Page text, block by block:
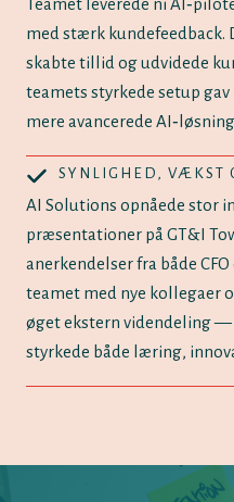
med stærk kundefeedback.
skabte tillid og udvidede
teamets styrkede setup
mere avancerede
SYNLIGHED, VÆKST
AI Solutions opnåede stor
præsentationer på GT&I
anerkendelser fra både
teamet med nye kollegaer
øget ekstern videndeling
styrkede både læring,